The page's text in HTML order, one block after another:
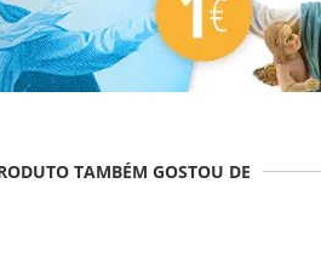
TAMBÉM GOSTOU DE